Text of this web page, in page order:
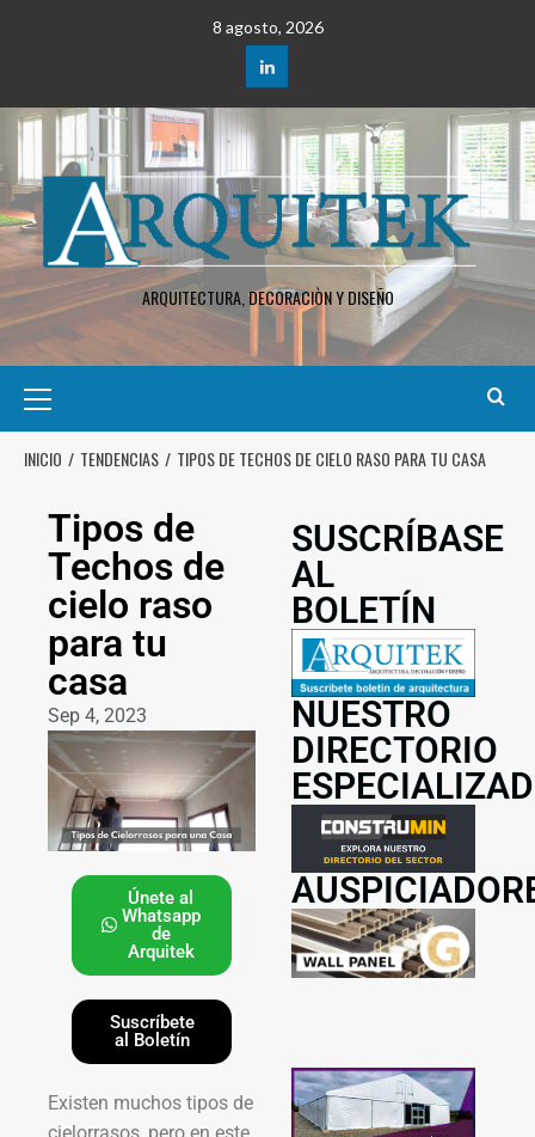
8 agosto, 2026
ARQUITECTURA, DECORACIÒN Y DISEÑO
INICIO TENDENCIAS TIPOS DE TECHOS DE CIELO RASO PARA TU CASA
Tipos de
Techos de
cielo raso
para tu
casa
Sep 4, 2023
Únete al
Whatsapp
de
Arquitek
Suscríbete
al Boletín
Existen muchos tipos de
SUSCRÍBASE
AL
BOLETÍN
NUESTRO
DIRECTORIO